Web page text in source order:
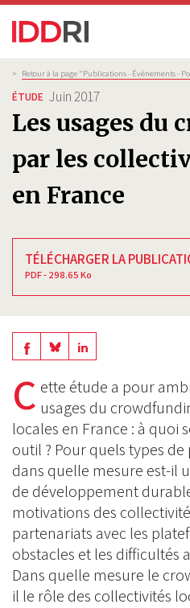
Aller
au
contenu
principal
Fil
d'Ariane
> Retour à la page "Publications - Évènements -
ÉTUDE Juin 2017
Les usages du
par les
en France
TÉLÉCHARGER LA
PDF - 298.65 Ko
Share
on
Facebook
Share
BlueSky
Share
Linkedin
C ette étude a pour
usages du
locales en France : à quoi
outil ? Pour quels types
dans quelle mesure est-il
de développement
motivations des
partenariats avec les
obstacles et les difficultés
Dans quelle mesure le
il le rôle des collectivités